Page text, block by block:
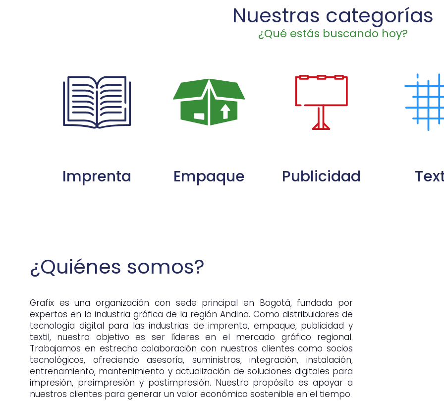
Nuestras categorías
¿Qué estás buscando hoy?
Imprenta Empaque Publicidad
¿Quiénes somos?
Grafix es una organización con sede principal en Bogotá, fundada por
expertos en la industria gráfica de la región Andina. Como distribuidores de
tecnología digital para las industrias de imprenta, empaque, publicidad y
textil, nuestro objetivo es ser líderes en el mercado gráfico regional.
Trabajamos en estrecha colaboración con nuestros clientes como socios
tecnológicos, ofreciendo asesoría, suministros, integración, instalación,
entrenamiento, mantenimiento y actualización de soluciones digitales para
impresión, preimpresión y postimpresión. Nuestro propósito es apoyar a
nuestros clientes para generar un valor económico sostenible en el tiempo.